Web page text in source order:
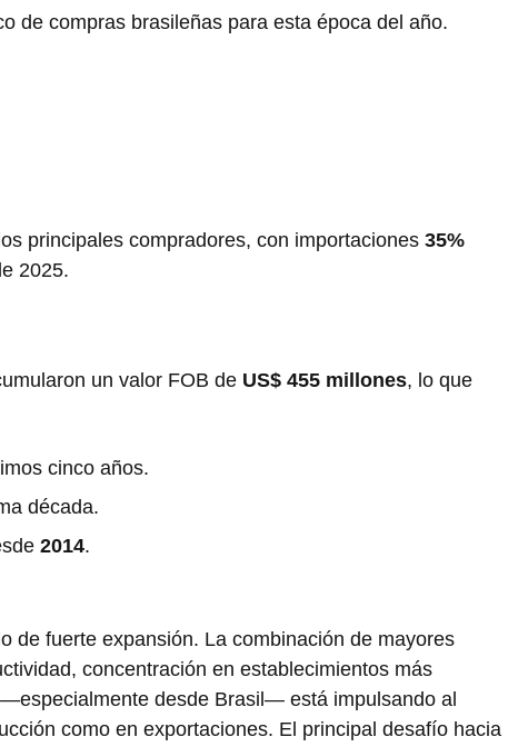
de compras brasileñas para esta época del año.
principales compradores, con importaciones 35%
2025.
un valor FOB de US$ 455 millones, lo que
cinco años.
década.
2014.
de fuerte expansión. La combinación de mayores
concentración en establecimientos más
desde Brasil— está impulsando al
como en exportaciones. El principal desafío hacia